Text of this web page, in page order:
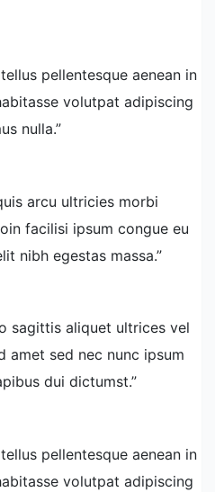
pellentesque aenean in
volutpat adipiscing
nulla.”
arcu ultricies morbi
facilisi ipsum congue eu
nibh egestas massa.”
sagittis aliquet ultrices vel
amet sed nec nunc ipsum
dui dictumst.”
pellentesque aenean in
volutpat adipiscing